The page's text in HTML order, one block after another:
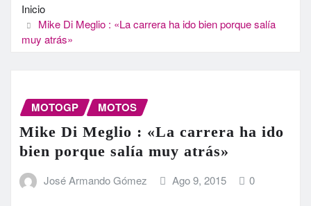
Inicio
Mike Di Meglio : «La carrera ha ido bien porque salía
muy atrás»
MOTOGP MOTOS
Mike Di Meglio : «La carrera ha ido
bien porque salía muy atrás»
José Armando Gómez Ago 9, 2015 0